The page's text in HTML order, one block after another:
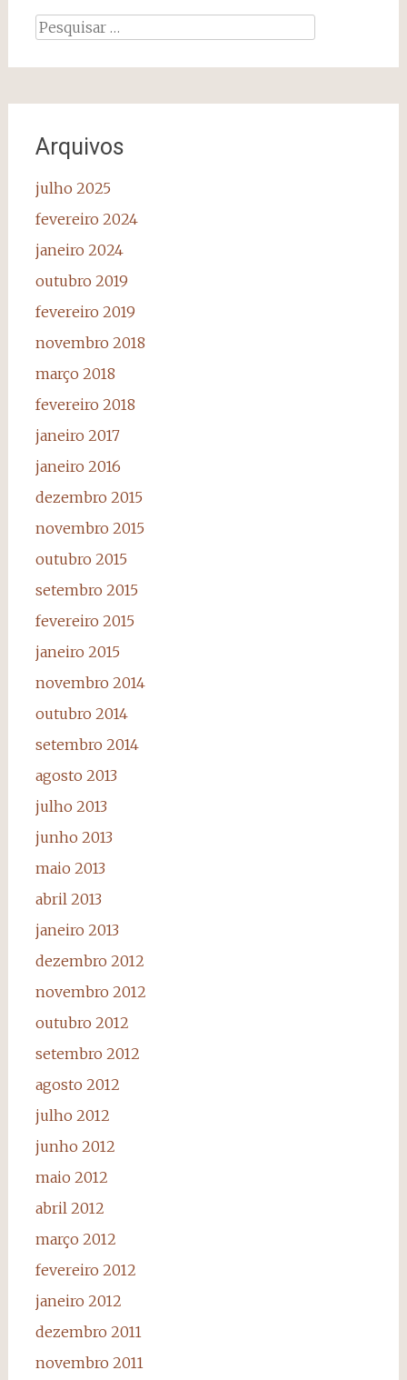
Pesquisar
Arquivos
julho 2025
fevereiro 2024
janeiro 2024
outubro 2019
fevereiro 2019
novembro 2018
março 2018
fevereiro 2018
janeiro 2017
janeiro 2016
dezembro 2015
novembro 2015
outubro 2015
setembro 2015
fevereiro 2015
janeiro 2015
novembro 2014
outubro 2014
setembro 2014
agosto 2013
julho 2013
junho 2013
maio 2013
abril 2013
janeiro 2013
dezembro 2012
novembro 2012
outubro 2012
setembro 2012
agosto 2012
julho 2012
junho 2012
maio 2012
abril 2012
março 2012
fevereiro 2012
janeiro 2012
dezembro 2011
novembro 2011